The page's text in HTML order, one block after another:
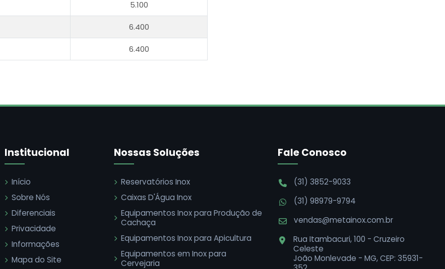
5.100
6.400
6.400
Institucional
Início
Sobre Nós
Diferenciais
Privacidade
Informações
Mapa do Site
Nossas Soluções
Reservatórios Inox
Caixas D'Água Inox
Equipamentos Inox para Produção de
Cachaça
Equipamentos Inox para Apicultura
Equipamentos em Inox para
Cervejaria
Fale Conosco
(31) 3852-9033
(31) 98979-9794
vendas@metainox.com.br
Rua Itambacuri, 100 - Cruzeiro
Celeste
João Monlevade - MG, CEP: 35931-